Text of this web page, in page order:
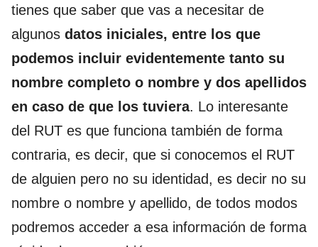
tienes que saber que vas a necesitar de
algunos datos iniciales, entre los que
podemos incluir evidentemente tanto su
nombre completo o nombre y dos apellidos
en caso de que los tuviera. Lo interesante
del RUT es que funciona también de forma
contraria, es decir, que si conocemos el RUT
de alguien pero no su identidad, es decir no su
nombre o nombre y apellido, de todos modos
podremos acceder a esa información de forma